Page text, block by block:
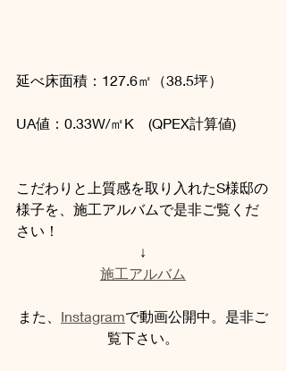
延べ床面積：127.6㎡（38.5坪）
UA値：0.33W/㎡K　(QPEX計算値)
こだわりと上質感を取り入れたS様邸の
様子を、施工アルバムで是非ご覧くだ
さい！
↓
施工アルバム
また、 Instagramで動画公開中。是非ご
覧下さい。